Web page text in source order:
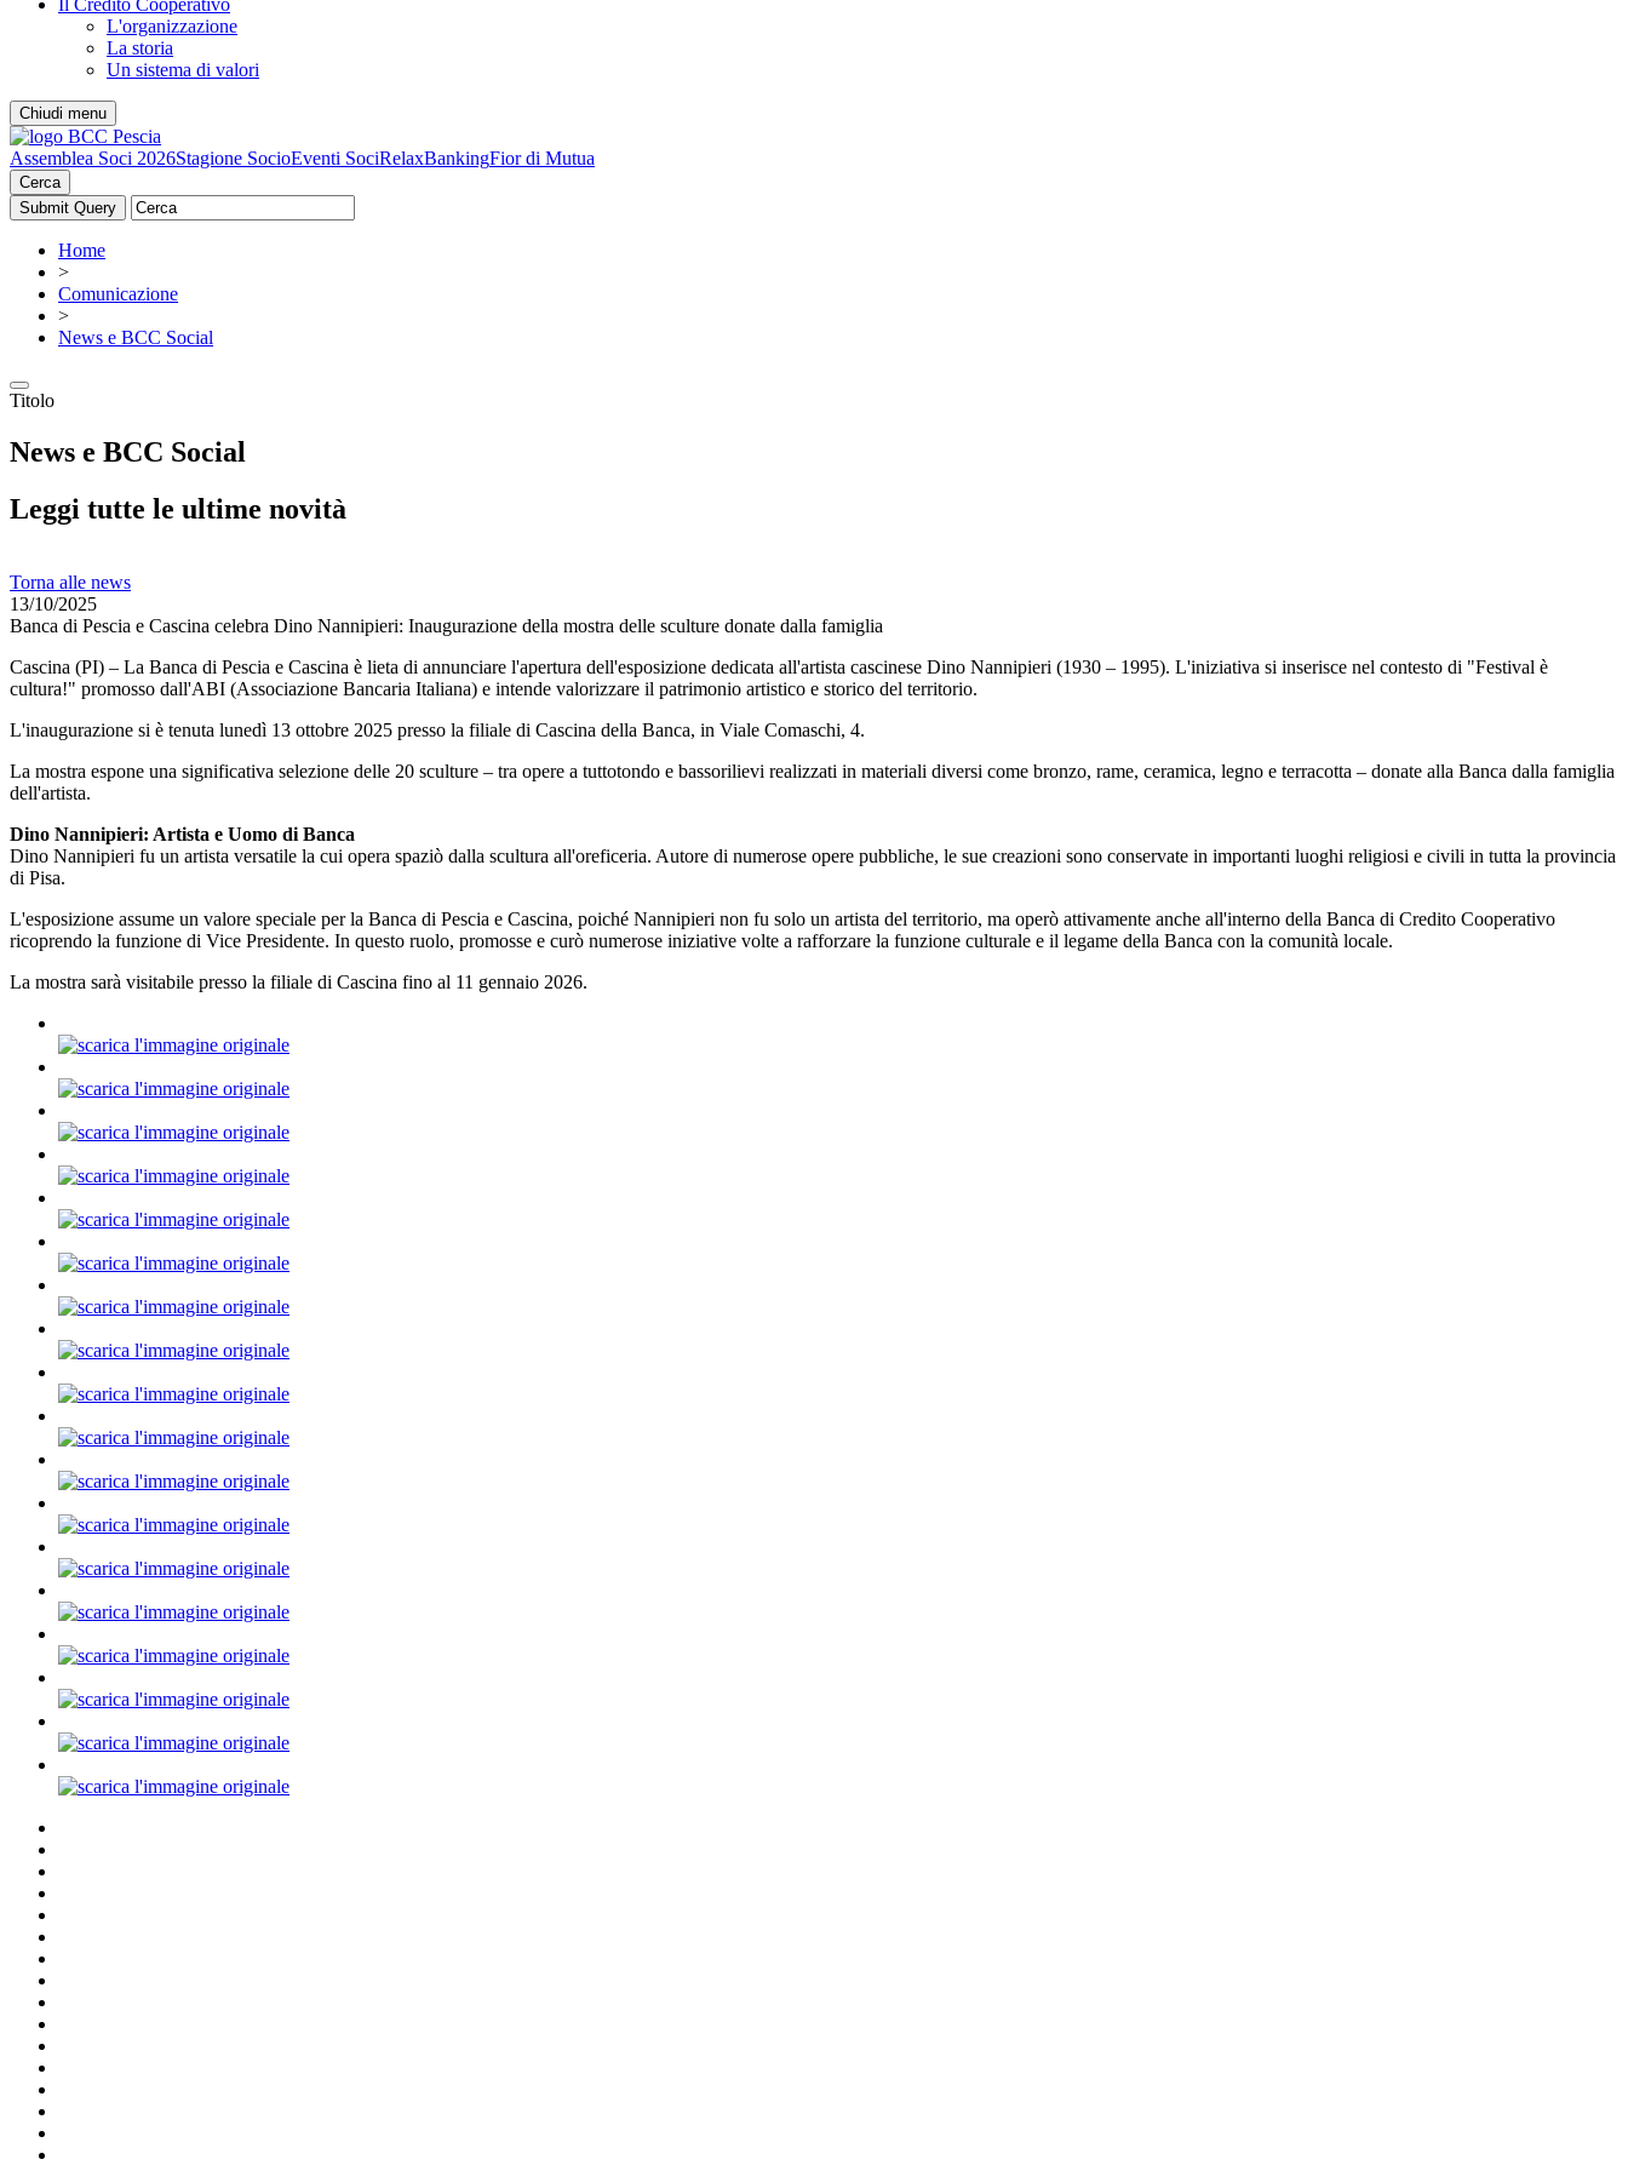
Il Credito Cooperativo
L'organizzazione
La storia
Un sistema di valori
Chiudi menu
Assemblea Soci 2026Stagione SocioEventi SociRelaxBankingFior di Mutua
Cerca
Home
>
Comunicazione
>
News e BCC Social
Titolo
News e BCC Social
Leggi tutte le ultime novità
Torna alle news
13/10/2025
Banca di Pescia e Cascina celebra Dino Nannipieri: Inaugurazione della mostra delle sculture donate dalla famiglia
Cascina (PI) – La Banca di Pescia e Cascina è lieta di annunciare l'apertura dell'esposizione dedicata all'artista cascinese Dino Nannipieri (1930 – 1995). L'iniziativa si inserisce nel contesto di "Festival è
cultura!" promosso dall'ABI (Associazione Bancaria Italiana) e intende valorizzare il patrimonio artistico e storico del territorio.
L'inaugurazione si è tenuta lunedì 13 ottobre 2025 presso la filiale di Cascina della Banca, in Viale Comaschi, 4.
La mostra espone una significativa selezione delle 20 sculture – tra opere a tuttotondo e bassorilievi realizzati in materiali diversi come bronzo, rame, ceramica, legno e terracotta – donate alla Banca dalla famiglia
dell'artista.
Dino Nannipieri: Artista e Uomo di Banca
Dino Nannipieri fu un artista versatile la cui opera spaziò dalla scultura all'oreficeria. Autore di numerose opere pubbliche, le sue creazioni sono conservate in importanti luoghi religiosi e civili in tutta la provincia
di Pisa.
L'esposizione assume un valore speciale per la Banca di Pescia e Cascina, poiché Nannipieri non fu solo un artista del territorio, ma operò attivamente anche all'interno della Banca di Credito Cooperativo
ricoprendo la funzione di Vice Presidente. In questo ruolo, promosse e curò numerose iniziative volte a rafforzare la funzione culturale e il legame della Banca con la comunità locale.
La mostra sarà visitabile presso la filiale di Cascina fino al 11 gennaio 2026.